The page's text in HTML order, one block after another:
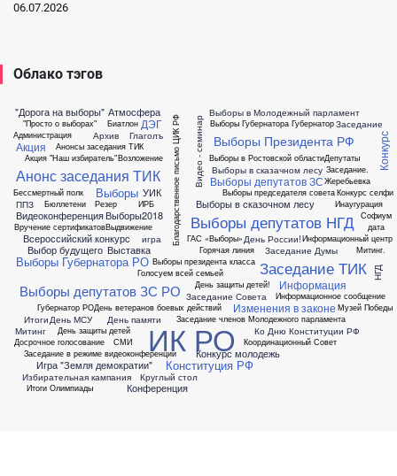
06.07.2026
Облако тэгов
"Дорога на выборы"
"Просто о выборах"
Администрация
Акция
Акция "Наш избиратель"
Анонс заседания ТИК
Анонсы заседания ТИК
Архив
Атмосфера
Бессмертный полк
Биатлон Благодарственное письмо ЦИК РФ
Бюллетени
Видео - семинар
Видеоконференция
Возложение
Вручение сертификатов
Всероссийский конкурс
Выбор будущего
Выборы
Выборы Губернатора
Выборы Губернатора РО
Выборы Президента РФ
Выборы в Молодежный парламент
Выборы в Ростовской области
Выборы в сказачном лесу
Выборы в сказочном лесу
Выборы депутатов ЗС
Выборы депутатов ЗС РО
Выборы депутатов НГД
Выборы председателя совета
Выборы президента класса
Выборы2018
Выдвижение
Выставка
ГАС «Выборы»
Глаголъ
Голосуем всей семьей
Горячая линия
Губернатор
Губернатор РО
ДЭГ
День МСУ
День России!
День ветеранов боевых действий
День защиты детей
День защиты детей!
День памяти
Депутаты
Досрочное голосование
Жеребьевка
Заседание
Заседание Думы
Заседание Совета
Заседание ТИК
Заседание в режиме видеоконференции
Заседание членов Молодежного парламента
Заседание.
ИК РО
ИРБ
Игра "Земля демократии"
Избирательная кампания
Изменения в законе
Инаугурация
Информационное сообщение
Информационный центр
Информация
Итоги
Итоги Олимпиады
Ко Дню Конституции РФ
Конкурс
Конкурс молодежь
Конкурс селфи
Конституция РФ
Конференция
Координационный Совет
Круглый стол
Митинг
Митинг.
Музей Победы
НГД
ППЗ Резер
СМИ
Софиум
УИК
дата
игра